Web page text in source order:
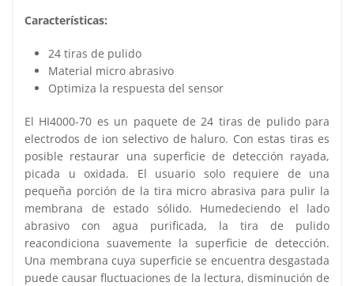
Características:
24 tiras de pulido
Material micro abrasivo
Optimiza la respuesta del sensor
El HI4000-70 es un paquete de 24 tiras de pulido para
electrodos de ion selectivo de haluro. Con estas tiras es
posible restaurar una superficie de detección rayada,
picada u oxidada. El usuario solo requiere de una
pequeña porción de la tira micro abrasiva para pulir la
membrana de estado sólido. Humedeciendo el lado
abrasivo con agua purificada, la tira de pulido
reacondiciona suavemente la superficie de detección.
Una membrana cuya superficie se encuentra desgastada
puede causar fluctuaciones de la lectura, disminución de